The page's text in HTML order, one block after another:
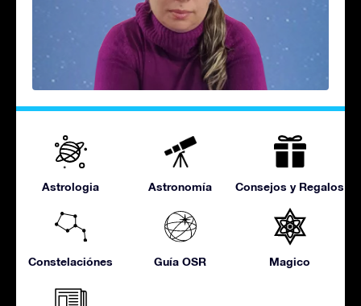
Astrologia Astronomía Consejos y Regalos
Constelaciónes Guía OSR Magico